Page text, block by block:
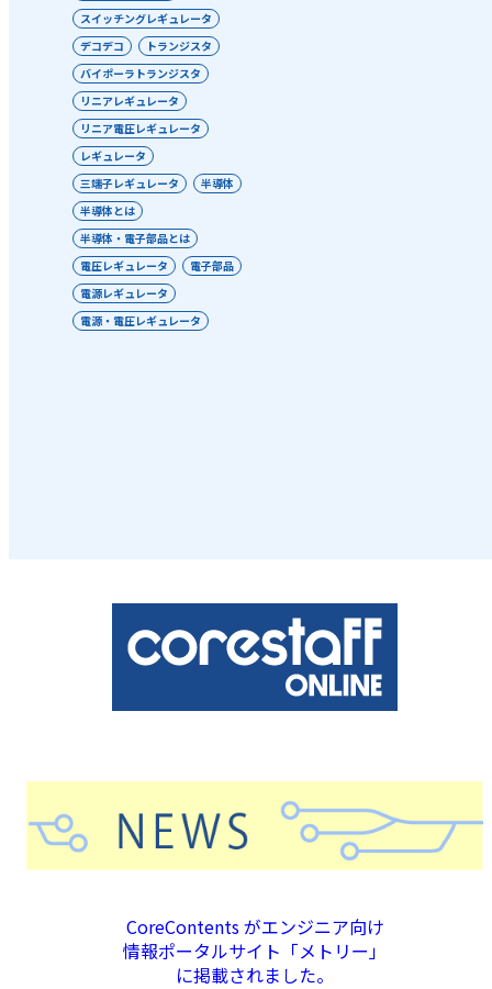
スイッチングレギュレータ
デコデコ
トランジスタ
バイポーラトランジスタ
リニアレギュレータ
リニア電圧レギュレータ
レギュレータ
三端子レギュレータ
半導体
半導体とは
半導体・電子部品とは
電圧レギュレータ
電子部品
電源レギュレータ
電源・電圧レギュレータ
CoreContents がエンジニア向け
情報ポータルサイト「メトリー」
に掲載されました。